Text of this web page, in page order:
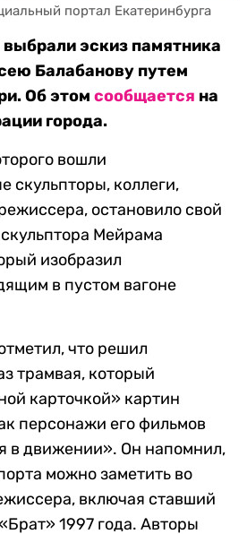
портал Екатеринбурга
эскиз памятника
Балабанову путем
Об этом сообщается на
города.
вошли
скульпторы, коллеги,
остановило свой
Мейрама
изобразил
в пустом вагоне
что решил
трамвая, который
карточкой» картин
персонажи его фильмов
в движении». Он напомнил,
можно заметить во
включая ставший
1997 года. Авторы